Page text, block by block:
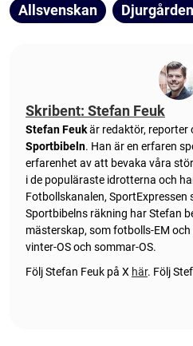
Allsvenskan
Skribent: Stefan Feuk
Stefan Feukär redaktör, reporter
Sportbibeln. Han är en erfaren
erfarenhet av att bevaka våra
i de populäraste idrotterna och
Fotbollskanalen,
Sportbibelns räkning har Stefan
mästerskap, som fotbolls-EM
vinter-OS och sommar-OS.
Följ Stefan Feuk på X här. Följ